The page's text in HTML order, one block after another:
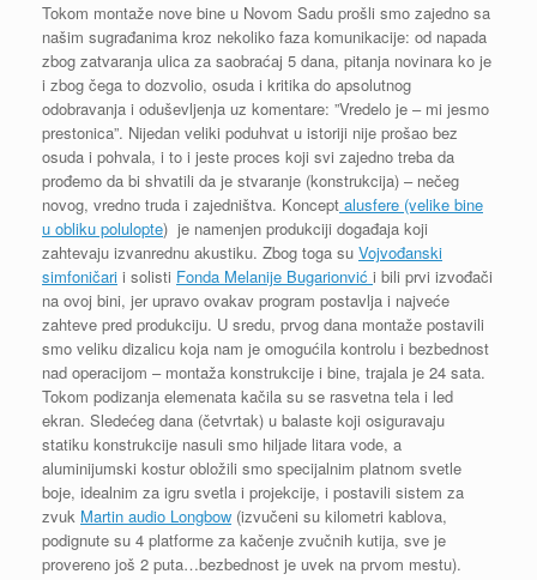
Tokom montaže nove bine u Novom Sadu prošli smo zajedno sa
našim sugrađanima kroz nekoliko faza komunikacije: od napada
zbog zatvaranja ulica za saobraćaj 5 dana, pitanja novinara ko je
i zbog čega to dozvolio, osuda i kritika do apsolutnog
odobravanja i oduševljenja uz komentare: ”Vredelo je – mi jesmo
prestonica”. Nijedan veliki poduhvat u istoriji nije prošao bez
osuda i pohvala, i to i jeste proces koji svi zajedno treba da
prođemo da bi shvatili da je stvaranje (konstrukcija) – nečeg
novog, vredno truda i zajedništva. Koncept alusfere (velike bine
u obliku polulopte) je namenjen produkciji događaja koji
zahtevaju izvanrednu akustiku. Zbog toga su Vojvođanski
simfoničari i solisti Fonda Melanije Bugarionvić i bili prvi izvođači
na ovoj bini, jer upravo ovakav program postavlja i najveće
zahteve pred produkciju. U sredu, prvog dana montaže postavili
smo veliku dizalicu koja nam je omogućila kontrolu i bezbednost
nad operacijom – montaža konstrukcije i bine, trajala je 24 sata.
Tokom podizanja elemenata kačila su se rasvetna tela i led
ekran. Sledećeg dana (četvrtak) u balaste koji osiguravaju
statiku konstrukcije nasuli smo hiljade litara vode, a
aluminijumski kostur obložili smo specijalnim platnom svetle
boje, idealnim za igru svetla i projekcije, i postavili sistem za
zvuk Martin audio Longbow (izvučeni su kilometri kablova,
podignute su 4 platforme za kačenje zvučnih kutija, sve je
provereno još 2 puta…bezbednost je uvek na prvom mestu).